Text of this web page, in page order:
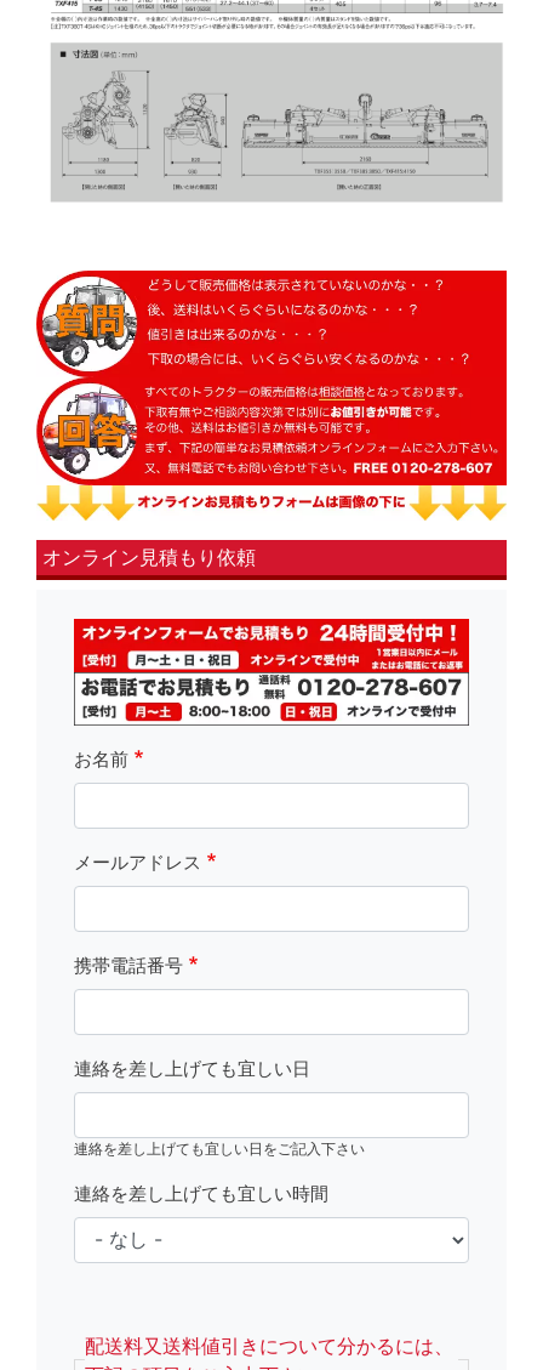
オンライン見積もり依頼
fsLeft
お名前
メールアドレス
携帯電話番号
連絡を差し上げても宜しい日
連絡を差し上げても宜しい日をご記入下さい
連絡を差し上げても宜しい時間
配送料又送料値引きについて分かるには、